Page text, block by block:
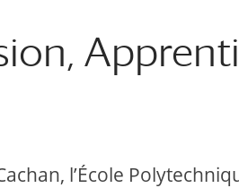
l’École